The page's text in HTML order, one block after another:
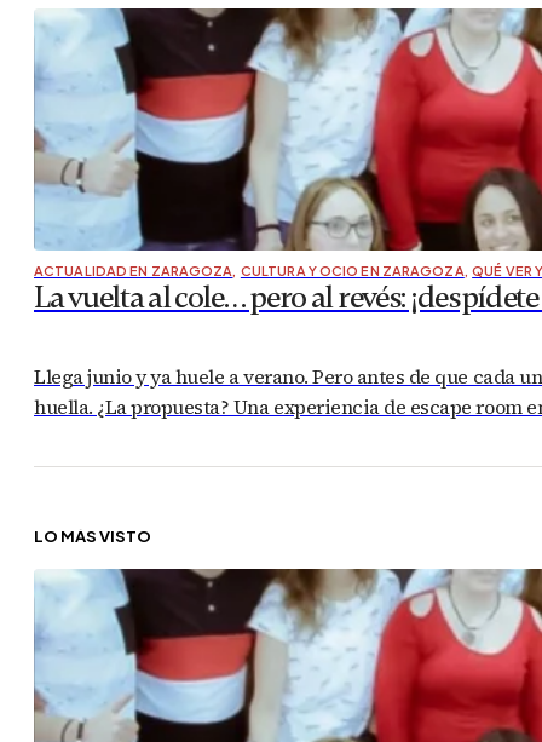
ACTUALIDAD EN ZARAGOZA, CULTURA Y OCIO EN ZARAGOZA, QUÉ VER
La vuelta al cole… pero al revés:
Llega junio y ya huele a verano. Pero antes de que cada
huella. ¿La propuesta? Una experiencia de escape room
LO MÁS VISTO